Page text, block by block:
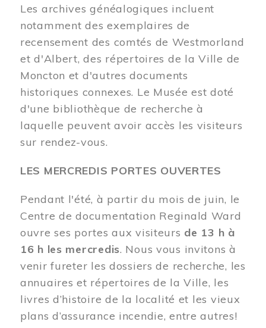
Les archives généalogiques incluent
notamment des exemplaires de
recensement des comtés de Westmorland
et d'Albert, des répertoires de la Ville de
Moncton et d'autres documents
historiques connexes. Le Musée est doté
d'une bibliothèque de recherche à
laquelle peuvent avoir accès les visiteurs
sur rendez-vous.
LES MERCREDIS PORTES OUVERTES
Pendant l'été, à partir du mois de juin, le
Centre de documentation Reginald Ward
ouvre ses portes aux visiteurs de 13 h à
16 h les mercredis. Nous vous invitons à
venir fureter les dossiers de recherche, les
annuaires et répertoires de la Ville, les
livres d’histoire de la localité et les vieux
plans d’assurance incendie, entre autres!